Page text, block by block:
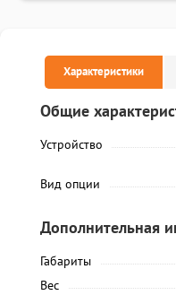
Характеристики
Общие
Устройство
Вид опции
Дополнительная
Габариты
Вес